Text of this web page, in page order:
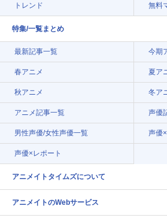
トレンド 無料
特集/一覧まとめ
最新記事一覧 今期
春アニメ 夏ア
秋アニメ 冬ア
アニメ記事一覧 声優
男性声優/女性声優一覧 声優
声優×レポート
アニメイトタイムズについて
アニメイトのWebサービス